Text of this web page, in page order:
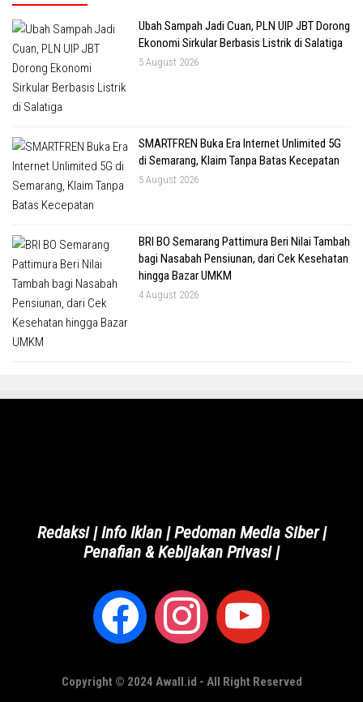
Ubah Sampah Jadi Cuan, PLN UIP JBT Dorong
Ekonomi Sirkular Berbasis Listrik di Salatiga
5 August 2026
SMARTFREN Buka Era Internet Unlimited 5G
di Semarang, Klaim Tanpa Batas Kecepatan
5 August 2026
BRI BO Semarang Pattimura Beri Nilai Tambah
bagi Nasabah Pensiunan, dari Cek Kesehatan
hingga Bazar UMKM
4 August 2026
Redaksi|Info Iklan|Pedoman Media Siber|
Penafian & Kebijakan Privasi|
Copyright © 2024 Awall.id - All Right Reserved